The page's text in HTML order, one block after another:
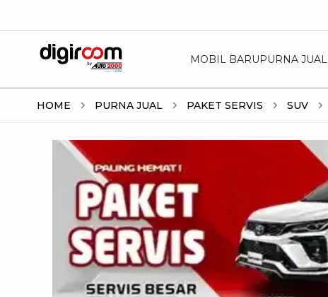
MOBIL BARUPURNA JUAL
HOME PURNA JUAL PAKET SERVIS SUV